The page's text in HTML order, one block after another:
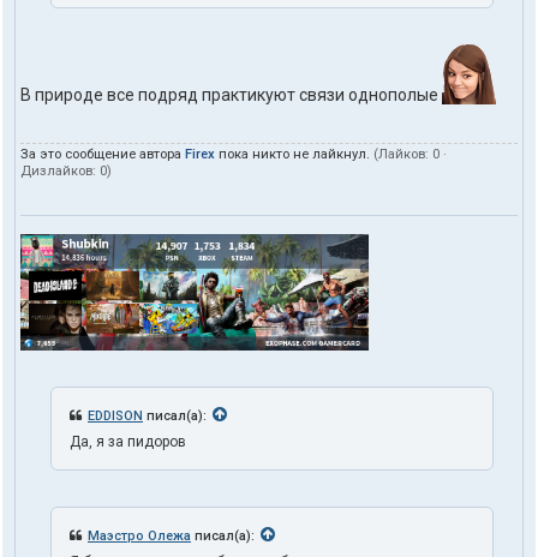
В природе все подряд практикуют связи однополые
За это сообщение автора Firex пока никто не лайкнул. (Лайков: 0 ·
Дизлайков: 0)
EDDISON писал(а):
Да, я за пидоров
Маэстро Олежа писал(а):